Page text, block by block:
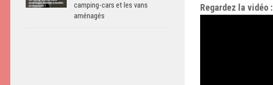
Regardez la vidéo :
camping-cars et les vans
aménagés